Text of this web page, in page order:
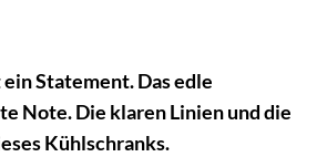
ein Statement. Das edle
Note. Die klaren Linien und die
Kühlschranks.